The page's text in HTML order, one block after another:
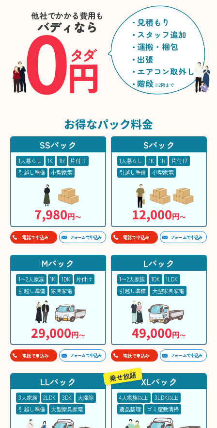
他社でかかる費用も
バディなら
0円
タダ
見積もり
スタッフ追加
運搬・梱包
出張
エアコン取外し
階段 ※2階まで
お得なパック料金
SSパック
1人暮らし 1K 1R
片付け
引越し準備
小型家電
7,980円〜
電話で申込み フォームで申込み
Sパック
1人暮らし 1K 1R
片付け
引越し準備
小型家電
12,000円〜
電話で申込み フォームで申込み
Mパック
1〜2人家族 1K 1DK
片付け
引越し準備
家具家電
29,000円〜
電話で申込み フォームで申込み
Lパック
1〜2人家族 1DK
1LDK
引越し準備
大型家具家電
49,000円〜
電話で申込み フォームで申込み
LLパック
3人家族 2LDK 3DK
大掃除
引越し準備
大型家具家電
XLパック
4人家族以上
3LDK以上
遺品整理
ゴミ屋敷清掃
乗せ放題